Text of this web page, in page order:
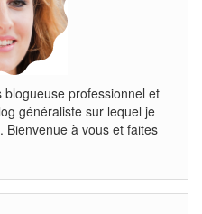
blogueuse professionnel et
généraliste sur lequel je
Bienvenue à vous et faites